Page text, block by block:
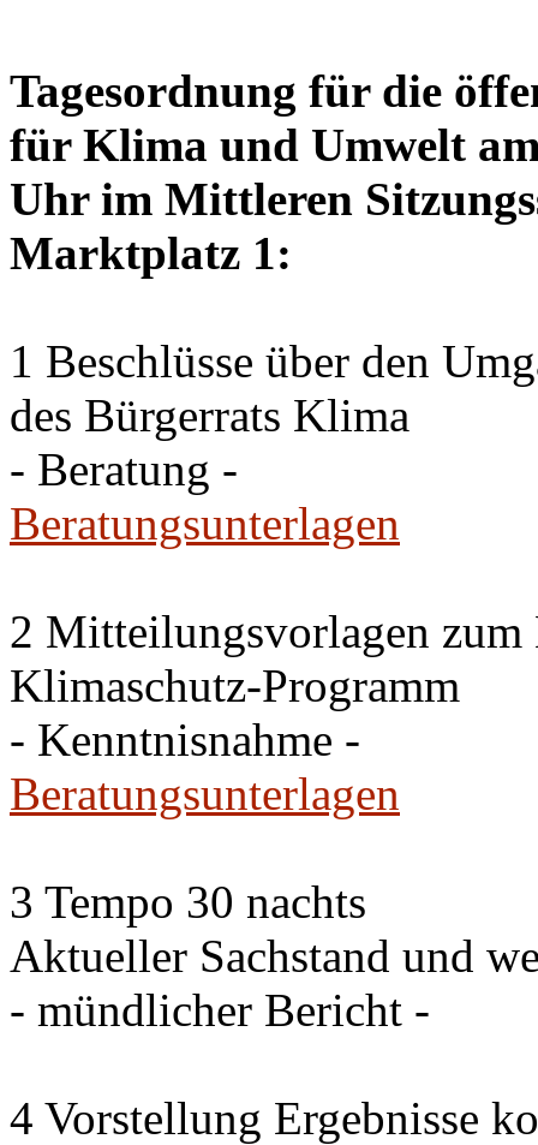
Tagesordnung für die
für Klima und Umwelt
Uhr im Mittleren
Marktplatz 1:
1 Beschlüsse über den
des Bürgerrats Klima
- Beratung -
Beratungsunterlagen
2 Mitteilungsvorlagen zum
Klimaschutz-Programm
- Kenntnisnahme -
Beratungsunterlagen
3 Tempo 30 nachts
Aktueller Sachstand und
- mündlicher Bericht -
4 Vorstellung Ergebnisse